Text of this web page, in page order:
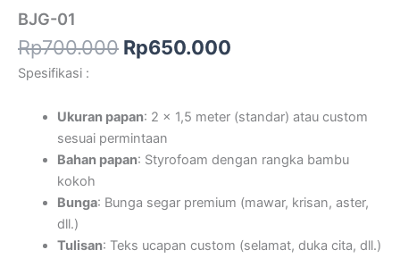
BJG-01
Rp700.000 Rp650.000
Spesifikasi :
Ukuran papan: 2 x 1,5 meter (standar) atau custom
sesuai permintaan
Bahan papan: Styrofoam dengan rangka bambu
kokoh
Bunga: Bunga segar premium (mawar, krisan, aster,
dll.)
Tulisan: Teks ucapan custom (selamat, duka cita, dll.)